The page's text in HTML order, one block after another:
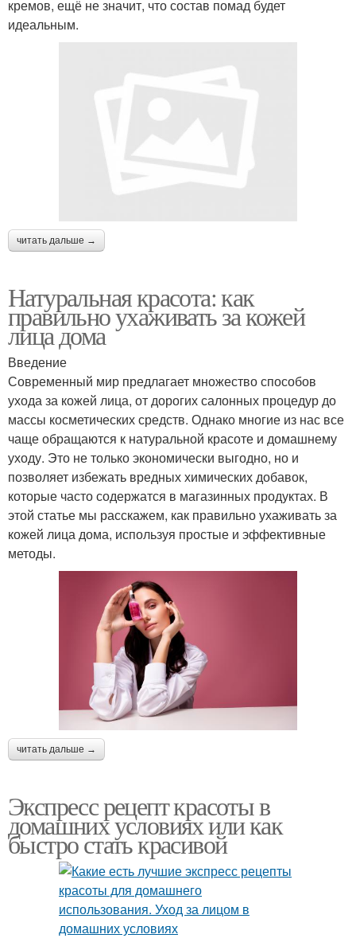
кремов, ещё не значит, что состав помад будет
идеальным.
читать дальше →
Натуральная красота: как
правильно ухаживать за кожей
лица дома
Введение
Современный мир предлагает множество способов
ухода за кожей лица, от дорогих салонных процедур до
массы косметических средств. Однако многие из нас все
чаще обращаются к натуральной красоте и домашнему
уходу. Это не только экономически выгодно, но и
позволяет избежать вредных химических добавок,
которые часто содержатся в магазинных продуктах. В
этой статье мы расскажем, как правильно ухаживать за
кожей лица дома, используя простые и эффективные
методы.
читать дальше →
Экспресс рецепт красоты в
домашних условиях или как
быстро стать красивой